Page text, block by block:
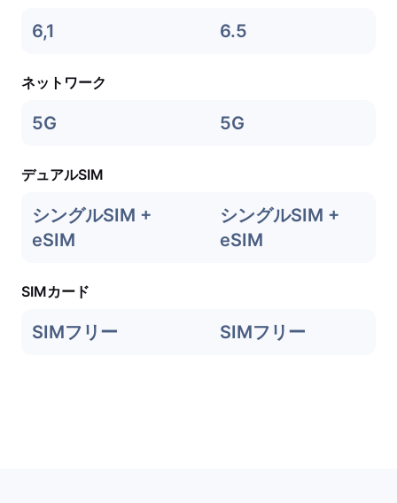
6,1 6.5
ネットワーク
5G 5G
デュアルSIM
シングルSIM +
eSIM
シングルSIM +
eSIM
SIMカード
SIMフリー SIMフリー